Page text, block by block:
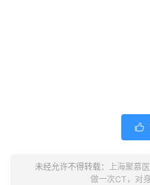

未经允许不得转载： 上海聚慕
做一次CT，对